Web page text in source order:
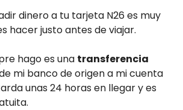
dinero a tu tarjeta N26 es muy
hacer justo antes de viajar.
hago es una transferencia
mi banco de origen a mi cuenta
unas 24 horas en llegar y es